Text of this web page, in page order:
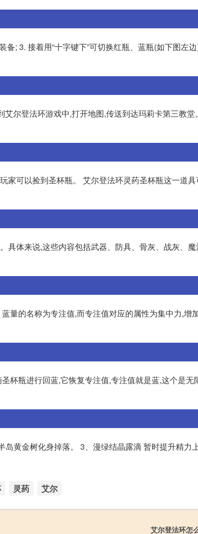
; 3. 接着用“十字键下”可切换红瓶、蓝瓶(如下图左
尔登法环游戏中,打开地图,传送到达玛莉卡第三教堂
家可以捡到圣杯瓶。 艾尔登法环灵药圣杯瓶这一道
体来说,这些内容包括武器、防具、骨灰、战灰、魔
量的名称为专注值,而专注值对应的属性为集中力,增
杯瓶进行回蓝,它恢复专注值,专注值就是蓝,这个是无
黄金树化身掉落。 3、漫绿结晶露滴 暂时提升精力
灵药 艾尔
艾尔登法环怎